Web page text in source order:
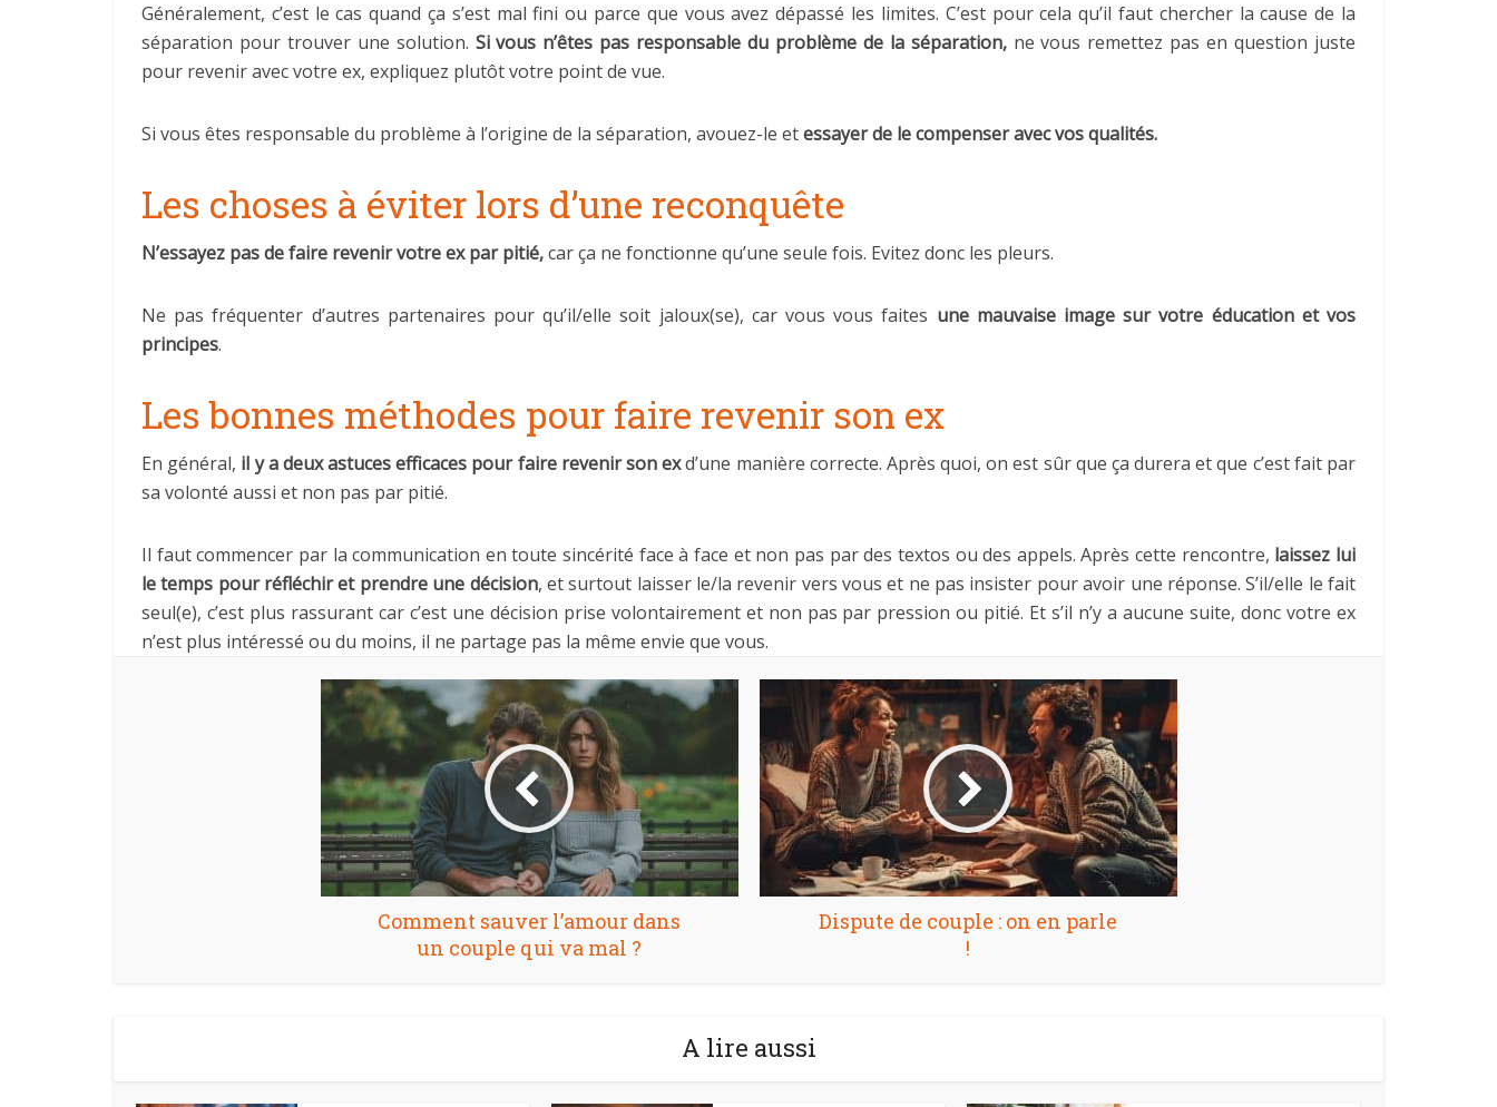
Généralement, c’est le cas quand ça s’est mal fini ou parce que vous avez dépassé les limites. C’est pour cela qu’il faut chercher la cause de la
séparation pour trouver une solution. Si vous n’êtes pas responsable du problème de la séparation,ne vous remettez pas en question juste
pour revenir avec votre ex, expliquez plutôt votre point de vue.
Si vous êtes responsable du problème à l’origine de la séparation, avouez-le etessayer de le compenser avec vos qualités.
Les choses à éviter lors d’une reconquête
N’essayez pas de faire revenir votre ex par pitié,car ça ne fonctionne qu’une seule fois. Evitez donc les pleurs.
Ne pas fréquenter d’autres partenaires pour qu’il/elle soit jaloux(se), car vous vous faites une mauvaise image sur votre éducation et vos
principes.
Les bonnes méthodes pour faire revenir son ex
En général, il y a deux astuces efficaces pour faire revenir son exd’une manière correcte. Après quoi, on est sûr que ça durera et que c’est fait par
sa volonté aussi et non pas par pitié.
Il faut commencer par la communication en toute sincérité face à face et non pas par des textos ou des appels. Après cette rencontre, laissez lui
le temps pour réfléchir et prendre une décision, et surtout laisser le/la revenir vers vous et ne pas insister pour avoir une réponse. S’il/elle le fait
seul(e), c’est plus rassurant car c’est une décision prise volontairement et non pas par pression ou pitié. Et s’il n’y a aucune suite, donc votre ex
n’est plus intéressé ou du moins, il ne partage pas la même envie que vous.
Comment sauver l’amour dans
un couple qui va mal ?
Dispute de couple : on en parle
!
A lire aussi